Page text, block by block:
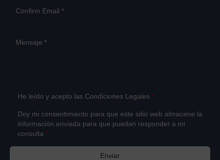
He leído y acepto las Condiciones Legales *
Doy mi consentimiento para que este sitio web almacene la
información enviada para que puedan responder a mi
consulta *
Enviar